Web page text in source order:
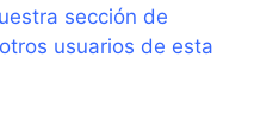
sección de
usuarios de esta